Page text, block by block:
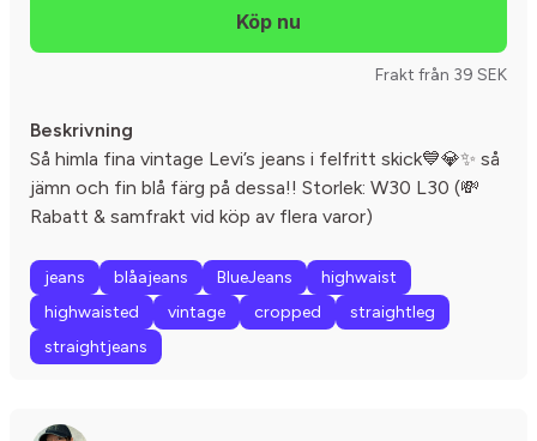
Frakt från 39 SEK
Beskrivning
Så himla fina vintage Levi’s jeans i felfritt skick💙💎✨ så
jämn och fin blå färg på dessa!! Storlek: W30 L30 (💸
Rabatt & samfrakt vid köp av flera varor)
jeans blåajeans BlueJeans
highwaist
highwaisted
vintage cropped
straightleg
straightjeans